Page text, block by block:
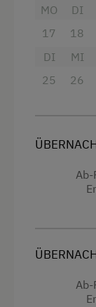
4
Radio
MO
17
DI
18
DI
25
MI
26
Ab-